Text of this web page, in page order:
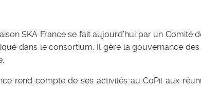
SKA France se fait aujourd’hui par un Comité
dans le consortium. Il gère la gouvernance
rend compte de ses activités au CoPil aux